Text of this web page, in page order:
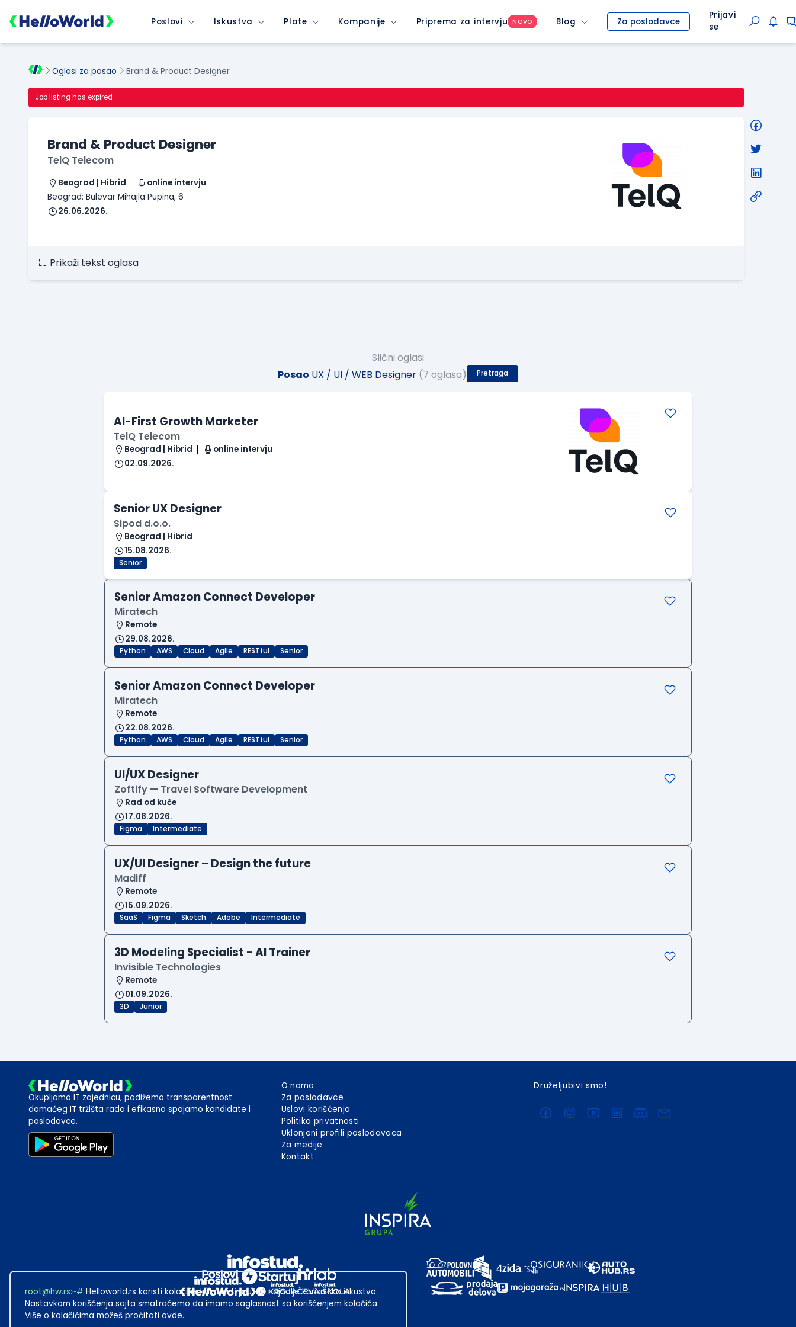
Poslovi Iskustva Plate Kompanije Priprema za intervju NOVO Blog Za poslodavce
Prijavi
se
Oglasi za posao Brand & Product Designer
Job listing has expired
Brand & Product Designer
TelQ Telecom
Beograd | Hibrid
online intervju
Beograd: Bulevar Mihajla Pupina, 6
26.06.2026.
Prikaži tekst oglasa
Slični oglasi
Posao UX / UI / WEB Designer (7 oglasa) Pretraga
AI-First Growth Marketer
TelQ Telecom
Beograd | Hibrid
online intervju
02.09.2026.
Senior UX Designer
Sipod d.o.o.
Beograd | Hibrid
15.08.2026.
Senior
Senior Amazon Connect Developer
Miratech
Remote
29.08.2026.
Python AWS Cloud Agile RESTful Senior
Senior Amazon Connect Developer
Miratech
Remote
22.08.2026.
Python AWS Cloud Agile RESTful Senior
UI/UX Designer
Zoftify — Travel Software Development
Rad od kuće
17.08.2026.
Figma Intermediate
UX/UI Designer – Design the future
Madiff
Remote
15.09.2026.
SaaS Figma Sketch Adobe Intermediate
3D Modeling Specialist - AI Trainer
Invisible Technologies
Remote
01.09.2026.
3D Junior
Okupljamo IT zajednicu, podižemo transparentnost
domaćeg IT tržišta rada i efikasno spajamo kandidate i
poslodavce.
O nama
Za poslodavce
Uslovi korišćenja
Politika privatnosti
Uklonjeni profili poslodavaca
Za medije
Kontakt
Druželjubivi smo!
root@hw.rs:~# Helloworld.rs koristi kolačiće kako bi ti pružao najbolje korisničko iskustvo.
Nastavkom korišćenja sajta smatraćemo da imamo saglasnost sa korišćenjem kolačića.
Više o kolačićima možeš pročitati ovde.